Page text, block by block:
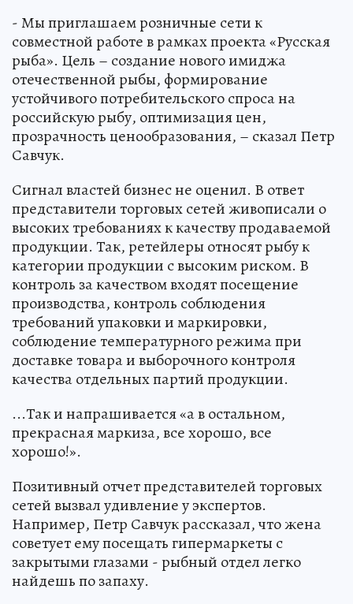
- Мы приглашаем розничные сети к
совместной работе в рамках проекта «Русская
рыба». Цель – создание нового имиджа
отечественной рыбы, формирование
устойчивого потребительского спроса на
российскую рыбу, оптимизация цен,
прозрачность ценообразования, – сказал Петр
Савчук.
Сигнал властей бизнес не оценил. В ответ
представители торговых сетей живописали о
высоких требованиях к качеству продаваемой
продукции. Так, ретейлеры относят рыбу к
категории продукции с высоким риском. В
контроль за качеством входят посещение
производства, контроль соблюдения
требований упаковки и маркировки,
соблюдение температурного режима при
доставке товара и выборочного контроля
качества отдельных партий продукции.
...Так и напрашивается «а в остальном,
прекрасная маркиза, все хорошо, все
хорошо!».
Позитивный отчет представителей торговых
сетей вызвал удивление у экспертов.
Например, Петр Савчук рассказал, что жена
советует ему посещать гипермаркеты с
закрытыми глазами - рыбный отдел легко
найдешь по запаху.